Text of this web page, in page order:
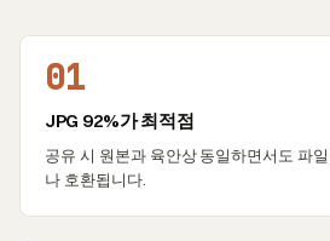
01
JPG 92%가 최적점
공유 시 원본과 육안상 동일하면서도 파
나 호환됩니다.